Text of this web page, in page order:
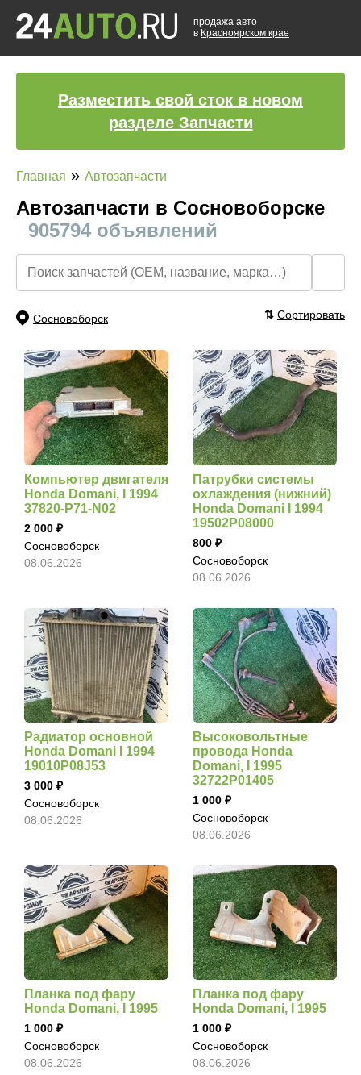
продажа авто
в Красноярском крае
Разместить свой сток в новом
разделе Запчасти
Главная » Автозапчасти
Автозапчасти в Сосновоборске
905794 объявлений
Сосновоборск ⇅ Сортировать
Компьютер двигателя
Honda Domani, I 1994
37820-P71-N02
2 000
Сосновоборск
08.06.2026
Патрубки системы
охлаждения (нижний)
Honda Domani I 1994
19502P08000
800
Сосновоборск
08.06.2026
Радиатор основной
Honda Domani I 1994
19010P08J53
3 000
Сосновоборск
08.06.2026
Высоковольтные
провода Honda
Domani, I 1995
32722P01405
1 000
Сосновоборск
08.06.2026
Планка под фару
Honda Domani, I 1995
1 000
Сосновоборск
08.06.2026
Планка под фару
Honda Domani, I 1995
1 000
Сосновоборск
08.06.2026